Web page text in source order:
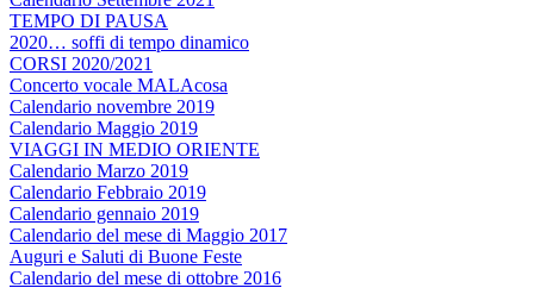
TEMPO DI PAUSA
2020… soffi di tempo dinamico
CORSI 2020/2021
Concerto vocale MALAcosa
Calendario novembre 2019
Calendario Maggio 2019
VIAGGI IN MEDIO ORIENTE
Calendario Marzo 2019
Calendario Febbraio 2019
Calendario gennaio 2019
Calendario del mese di Maggio 2017
Auguri e Saluti di Buone Feste
Calendario del mese di ottobre 2016